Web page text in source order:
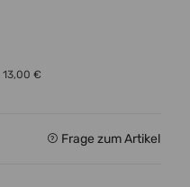
13,00 €
Frage zum Artikel